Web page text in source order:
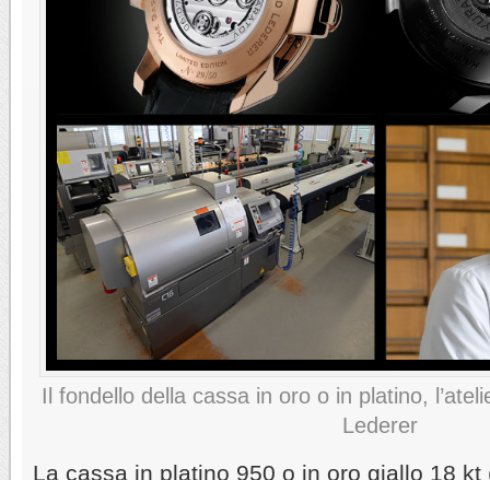
Il fondello della cassa in oro o in platino,
Lederer
La cassa in platino 950 o in oro giallo 18 kt